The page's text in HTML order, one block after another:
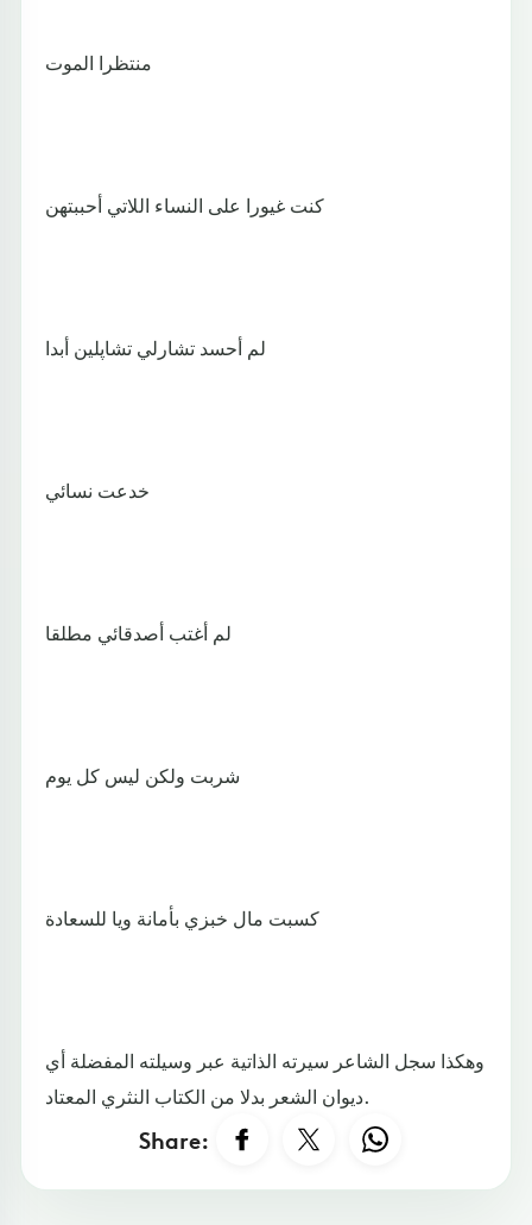
منتظرا الموت
كنت غيورا على النساء اللاتي أحببتهن
لم أحسد تشارلي تشاپلين أبدا
خدعت نسائي
لم أغتب أصدقائي مطلقا
شربت ولكن ليس كل يوم
كسبت مال خبزي بأمانة ويا للسعادة
وهكذا سجل الشاعر سيرته الذاتية عبر وسيلته المفضلة أي
ديوان الشعر بدلا من الكتاب النثري المعتاد.
Share: